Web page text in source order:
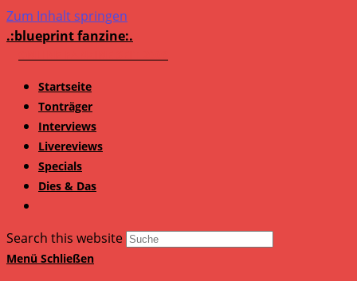
Zum Inhalt springen
.:blueprint fanzine:.
Startseite
Tonträger
Interviews
Livereviews
Specials
Dies & Das
Search this website
Menü Schließen